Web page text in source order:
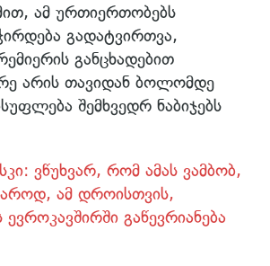
ამ ურთიერთობებს
გადატვირთვა,
განცხადებით
არის თავიდან ბოლომდე
შემხვედრ ნაბიჯებს
ვწუხვარ, რომ ამას ვამბობ,
ამ დროისთვის,
გაწევრიანება